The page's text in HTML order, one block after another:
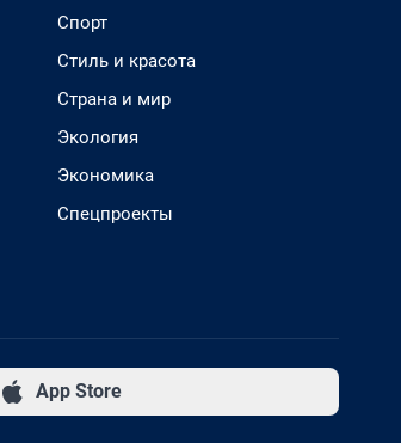
Спорт
Стиль и красота
Страна и мир
Экология
Экономика
Спецпроекты
App Store